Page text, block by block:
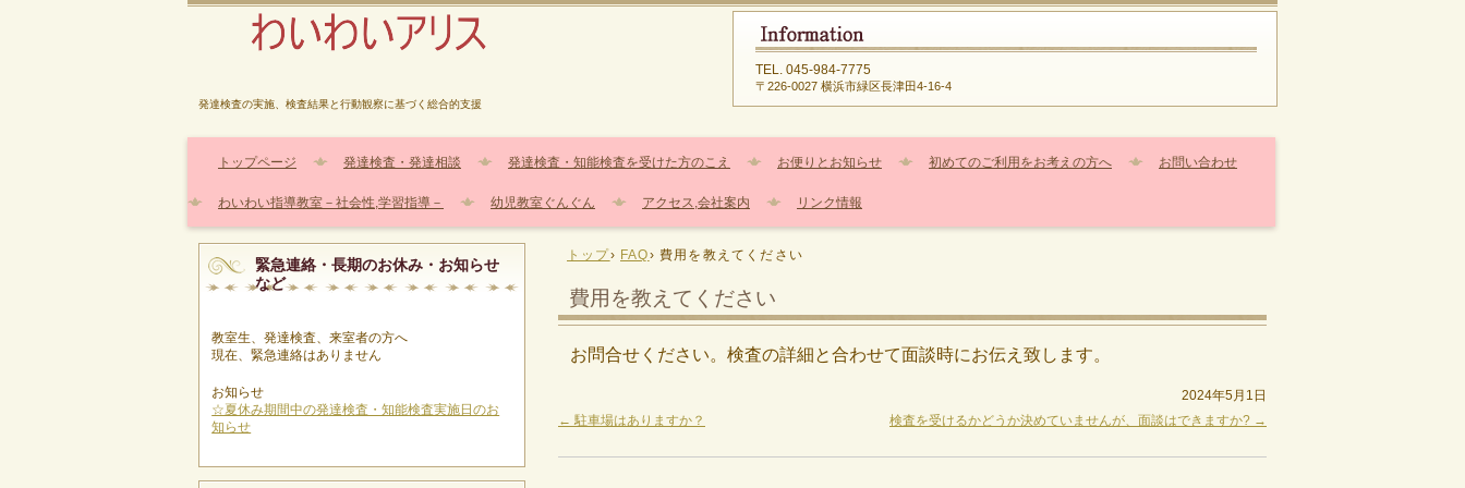
発達検査の実施、検査結果と行動観察に基づく総合的支援
TEL. 045-984-7775
〒226-0027 横浜市緑区長津田4-16-4
トップページ 発達検査・発達相談 発達検査・知能検査を受けた方のこえ お便りとお知らせ 初めてのご利用をお考えの方へ お問い合わせ
わいわい指導教室－社会性,学習指導－ 幼児教室ぐんぐん アクセス,会社案内 リンク情報
トップ› FAQ› 費用を教えてください
費用を教えてください
お問合せください。検査の詳細と合わせて面談時にお伝え致します。
2024年5月1日
← 駐車場はありますか？ 検査を受けるかどうか決めていませんが、面談はできますか? →
緊急連絡・長期のお休み・お知らせ
など
教室生、発達検査、来室者の方へ
現在、緊急連絡はありません
お知らせ
☆夏休み期間中の発達検査・知能検査実施日のお
知らせ